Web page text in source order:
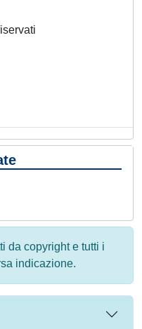
da copyright e tutti i
indicazione.